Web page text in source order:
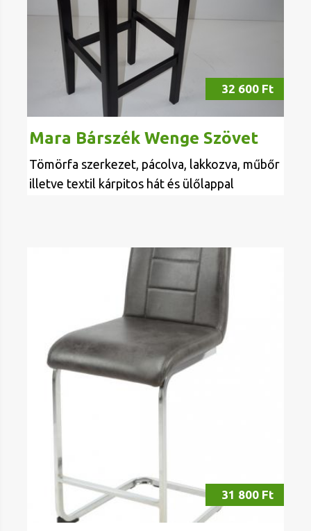
32 600 Ft
Mara Bárszék Wenge Szövet
Tömörfa szerkezet, pácolva, lakkozva, műbőr
illetve textil kárpitos hát és ülőlappal
31 800 Ft